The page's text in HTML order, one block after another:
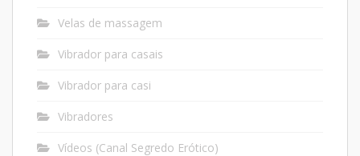
Velas de massagem
Vibrador para casais
Vibrador para casi
Vibradores
Vídeos (Canal Segredo Erótico)